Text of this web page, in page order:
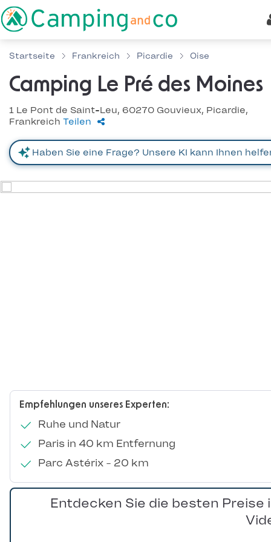
Startseite Frankreich Picardie Oise
Camping Le Pré des Moines
1 Le Pont de Saint-Leu, 60270 Gouvieux, Picardie,
Frankreich Teilen
Empfehlungen unseres Experten:
Ruhe und Natur
Paris in 40 km Entfernung
Parc Astérix - 20 km
Entdecken Sie die besten Preise